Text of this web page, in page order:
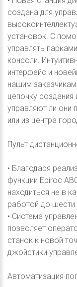
создана для
установок. С
управлять
консоли.
интерфейс и
нашим
цепочку создания
управляют ли они
или из центра
Пульт
• Благодаря
функции Epiroc
находиться не в
работой до
• Система
позволяет
станок к новой
джойстики
Автоматизация